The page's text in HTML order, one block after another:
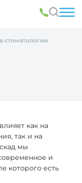
стоматологии
как на
так и на
мы
и
которого есть